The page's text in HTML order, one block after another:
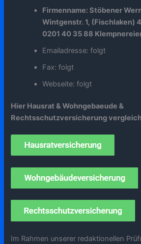
Firmenname: Stöbener
Wintgenstr. 1, (Fischlaken)
0201 40 35 88
Emailadresse: folgt
Fax: folgt
Webseite: folgt
Hier Hausrat & Wohngebaeude &
Rechtsschutzversicherung
Im Rahmen unserer redaktionellen